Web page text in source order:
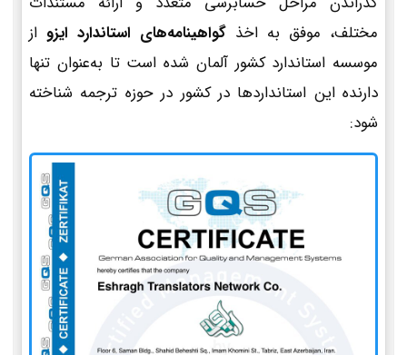
مختلف، موفق به اخذ گواهینامه‌های استاندارد ایزو از
موسسه استاندارد کشور آلمان شده است تا به‌عنوان تنها
دارنده این استانداردها در کشور در حوزه ترجمه شناخته
شود: